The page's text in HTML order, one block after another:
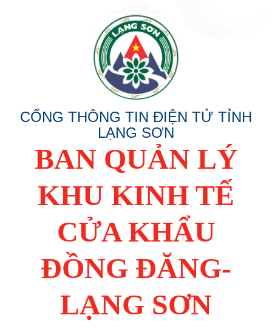
CỔNG THÔNG TIN ĐIỆN TỬ TỈNH
LẠNG SƠN
BAN QUẢN LÝ
KHU KINH TẾ
CỬA KHẨU
ĐỒNG ĐĂNG-
LẠNG SƠN